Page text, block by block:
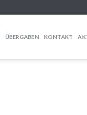
ÜBERGABEN KONTAKT